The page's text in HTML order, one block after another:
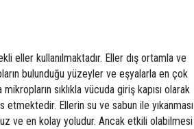
eller kullanılmaktadır. Eller dış ortamla ve
bulunduğu yüzeyler ve eşyalarla en çok
sıklıkla vücuda giriş kapısı olarak
etmektedir. Ellerin su ve sabun ile yıkanması
ve en kolay yoludur. Ancak etkili olabilmesi